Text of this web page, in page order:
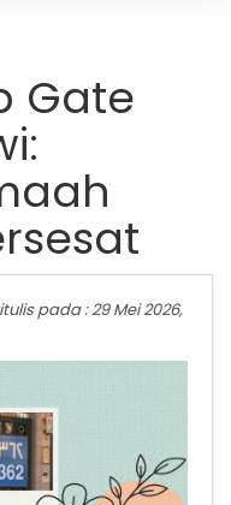
Gate
pada : 29 Mei 2026,